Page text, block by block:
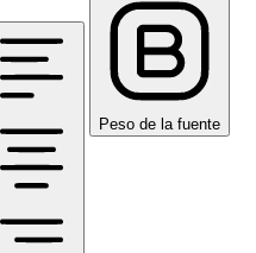
Peso de la fuente